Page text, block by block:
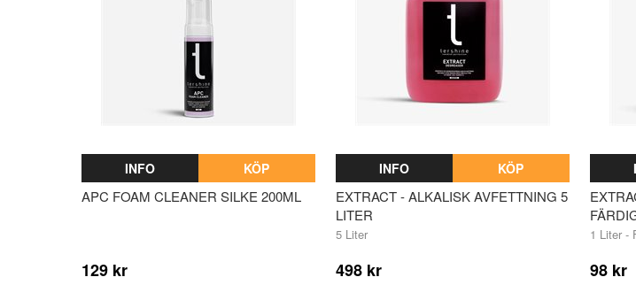
INFO KÖP
APC FOAM CLEANER SILKE 200ML
129 kr
INFO KÖP
EXTRACT - ALKALISK AVFETTNING 5
LITER
5 Liter
498 kr
1 Liter -
98 kr